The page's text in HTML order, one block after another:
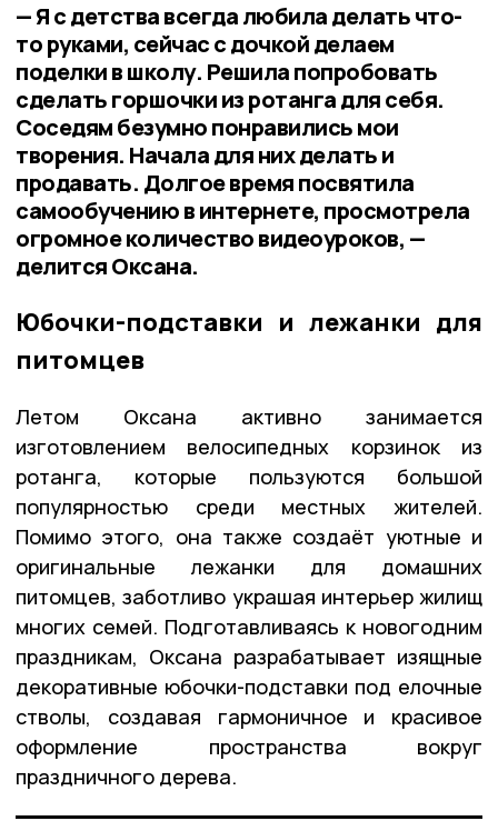
— Я с детства всегда любила делать что-
то руками, сейчас с дочкой делаем
поделки в школу. Решила попробовать
сделать горшочки из ротанга для себя.
Соседям безумно понравились мои
творения. Начала для них делать и
продавать. Долгое время посвятила
самообучению в интернете, просмотрела
огромное количество видеоуроков, —
делится Оксана.
Юбочки-подставки и лежанки для
питомцев
Летом Оксана активно занимается
изготовлением велосипедных корзинок из
ротанга, которые пользуются большой
популярностью среди местных жителей.
Помимо этого, она также создаёт уютные и
оригинальные лежанки для домашних
питомцев, заботливо украшая интерьер жилищ
многих семей. Подготавливаясь к новогодним
праздникам, Оксана разрабатывает изящные
декоративные юбочки-подставки под елочные
стволы, создавая гармоничное и красивое
оформление пространства вокруг
праздничного дерева.